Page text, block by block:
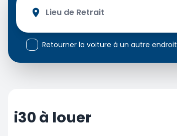
Retourner la voiture à un autre endroit
i30 à louer